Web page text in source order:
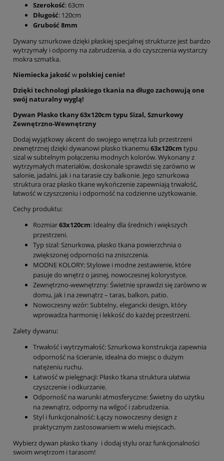
Szerokość: 63cm
Długość: 120cm
Grubość 8mm
Dywany sznurkowe dzięki płaskiej specjalnej strukturze jest bardzo
wytrzymały i odporny na zabrudzenia, a do czyszczenia wystarczy
mokra szmatka.
Niemiecka jakość w polskiej cenie!
Dzięki technologi płaskiego tkania na długo zachowują one
swój naturalny wyglą!
Dywan Płasko tkany 63x120cm typu Sizal, Sznurkowy
Zewnętrzno-Wewnętrzny
Dodaj wyjątkowy akcent do swojego wnętrza lub przestrzeni
zewnętrznej dzięki dywanowi płasko tkanemu 63x120cm typu
sizal w subtelnym połączeniu modnych kolorów. Wykonany z
wytrzymałych materiałów, doskonale sprawdzi się zarówno w
salonie, jadalni, jak i na tarasie czy balkonie. Jego sznurkowa
struktura oraz płasko tkane wykończenie zapewniają trwałość,
łatwość w czyszczeniu i odporność na codzienne użytkowanie.
Cechy produktu:
Rozmiar63x120cm: Idealny dla średnich i większych
przestrzeni.
Typ sizal: Sznurkowa, płasko tkana powierzchnia o
zwiększonej odporności na zniszczenia.
MODNE KOLORY: Stylowe i modne zestawienie, które
pasuje do wnętrz o jasnej, nowoczesnej kolorystyce.
Zewnętrzno-wewnętrzny: Świetnie sprawdzi się zarówno w
domu, jak i na zewnątrz – taras, balkon, patio.
Nowoczesny wzór: Subtelny, elegancki design, który
wprowadza harmonię i lekkość do każdej przestrzeni.
Zalety dywanu:
Trwałość i wytrzymałość: Sznurkowa konstrukcja zapewnia
odporność na ścieranie, idealna do miejsc o dużym
natężeniu ruchu.
Łatwość w pielęgnacji: Płasko tkana struktura ułatwia
czyszczenie i odkurzanie.
Odporność na warunki atmosferyczne: Świetny do użytku
na zewnątrz, odporny na wilgoć i zabrudzenia.
Styl i funkcjonalność: Łączy nowoczesny design z
praktycznym zastosowaniem w wielu miejscach.
Wybierz dywan płasko tkany i dodaj stylu oraz funkcjonalności
swoim wnętrzom i tarasom!